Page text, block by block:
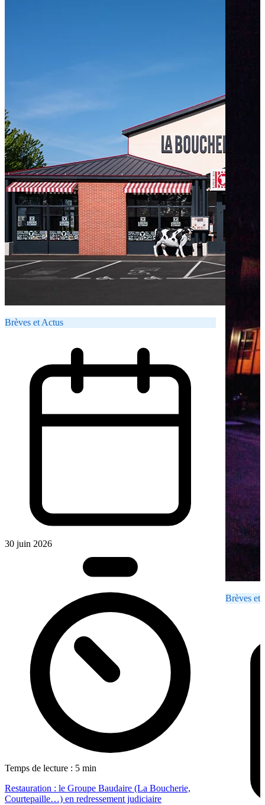
Brèves et Actus
30 juin 2026
Temps de lecture : 5 min
Restauration : le Groupe Baudaire (La Boucherie,
Courtepaille…) en redressement judiciaire
Brèves et